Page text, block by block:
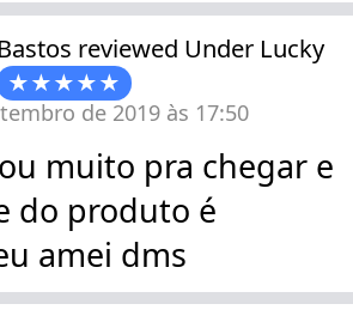
reviewed Under Lucky
★★★★★
de 2019 às 17:50
muito pra chegar e
do produto é
amei dms